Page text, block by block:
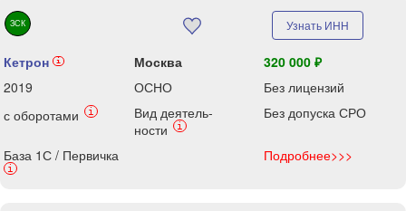
ЗСК Узнать ИНН
Кетрон i Москва
320 000 ₽
2019
ОСНО
Без лицензий
с оборотами
i
Вид деятель-
ности
i
Без допуска СРО
База 1С / Первичка
i
Подробнее>>>